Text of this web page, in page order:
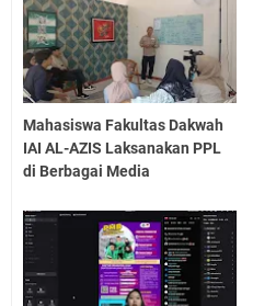
Mahasiswa Fakultas Dakwah
IAI AL-AZIS Laksanakan PPL
di Berbagai Media